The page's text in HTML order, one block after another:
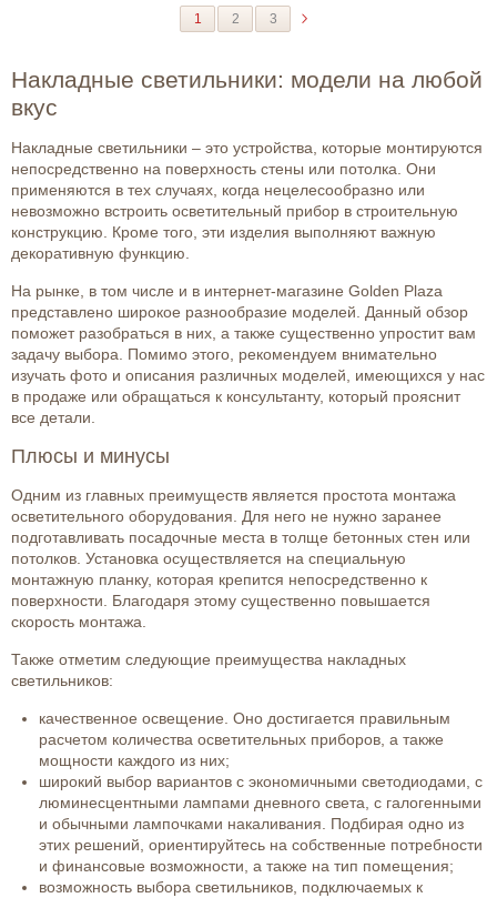
1 2 3
Накладные светильники: модели на любой
вкус
Накладные светильники – это устройства, которые монтируются
непосредственно на поверхность стены или потолка. Они
применяются в тех случаях, когда нецелесообразно или
невозможно встроить осветительный прибор в строительную
конструкцию. Кроме того, эти изделия выполняют важную
декоративную функцию.
На рынке, в том числе и в интернет-магазине Golden Plaza
представлено широкое разнообразие моделей. Данный обзор
поможет разобраться в них, а также существенно упростит вам
задачу выбора. Помимо этого, рекомендуем внимательно
изучать фото и описания различных моделей, имеющихся у нас
в продаже или обращаться к консультанту, который прояснит
все детали.
Плюсы и минусы
Одним из главных преимуществ является простота монтажа
осветительного оборудования. Для него не нужно заранее
подготавливать посадочные места в толще бетонных стен или
потолков. Установка осуществляется на специальную
монтажную планку, которая крепится непосредственно к
поверхности. Благодаря этому существенно повышается
скорость монтажа.
Также отметим следующие преимущества накладных
светильников:
качественное освещение. Оно достигается правильным
расчетом количества осветительных приборов, а также
мощности каждого из них;
широкий выбор вариантов с экономичными светодиодами, с
люминесцентными лампами дневного света, с галогенными
и обычными лампочками накаливания. Подбирая одно из
этих решений, ориентируйтесь на собственные потребности
и финансовые возможности, а также на тип помещения;
возможность выбора светильников, подключаемых к